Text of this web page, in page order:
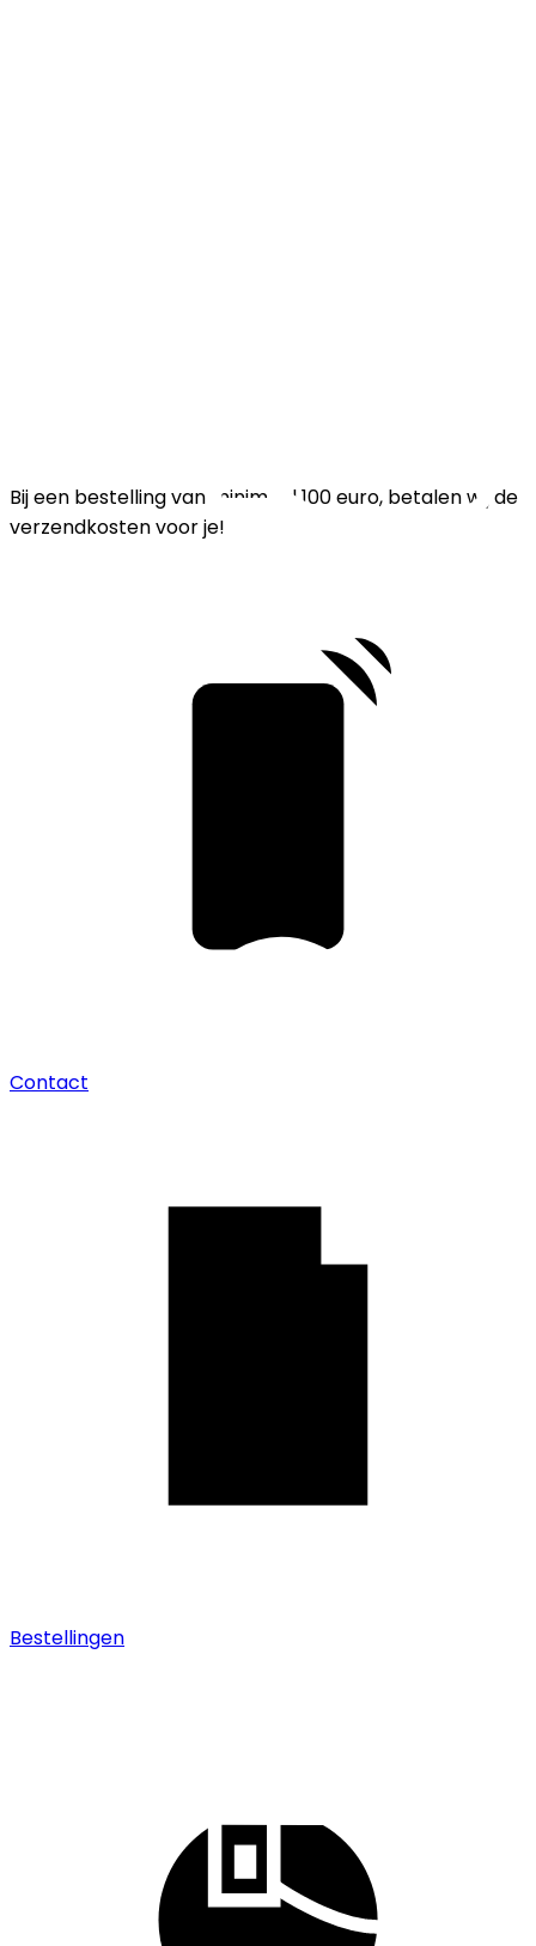
Bij een bestelling van minimaal 100 euro, betalen wij de
verzendkosten voor je!
Contact
Bestellingen